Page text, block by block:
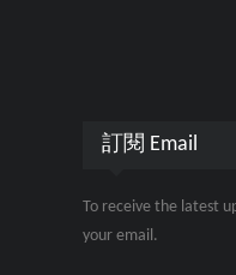
訂閱 Email
To receive the latest
your email.